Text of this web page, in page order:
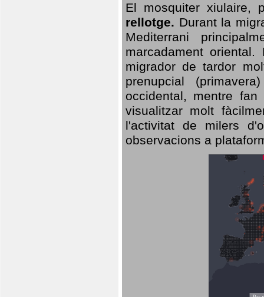
El mosquiter xiulaire,
rellotge. Durant la
Mediterrani
marcadament
migrador de tardor
prenupcial
occidental, mentre
visualitzar molt
l'activitat de milers
observacions a